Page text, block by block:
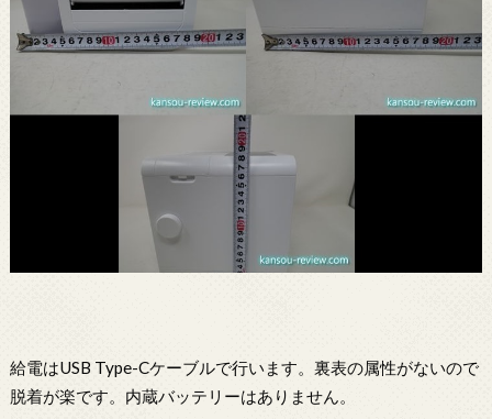
給電はUSB Type-Cケーブルで行います。裏表の属性がないので
脱着が楽です。内蔵バッテリーはありません。